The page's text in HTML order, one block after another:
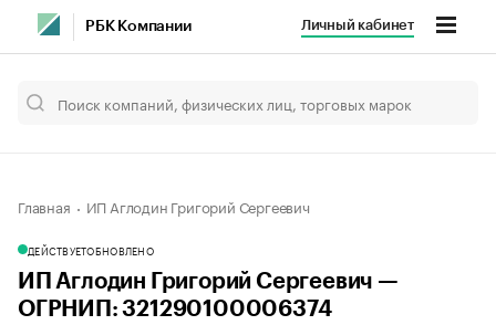
РБК Компании Личный кабинет
Главная ИП Аглодин Григорий Сергеевич
ДЕЙСТВУЕТОБНОВЛЕНО
ИП Аглодин Григорий Сергеевич —
ОГРНИП: 321290100006374